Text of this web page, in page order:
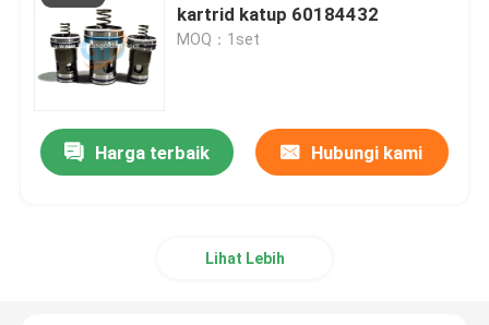
kartrid katup 60184432
MOQ：1set
Harga terbaik Hubungi kami
Lihat Lebih